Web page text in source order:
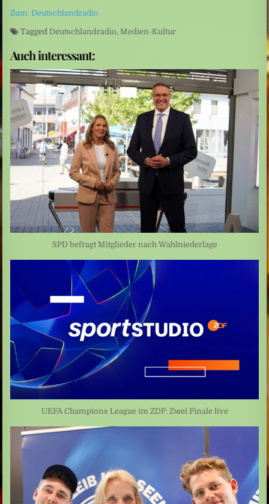
Zum: Deutschlandradio
Tagged Deutschlandradio, Medien-Kultur
Auch interessant:
SPD befragt Mitglieder nach Wahlniederlage
UEFA Champions League im ZDF: Zwei Finale live